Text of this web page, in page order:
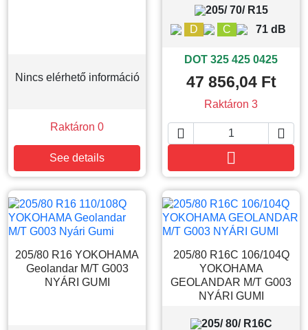
Nincs elérhető információ
Raktáron 0
See details
205/ 70/ R15
D
C 71 dB
DOT 325 425 0425
47 856,04 Ft
Raktáron 3
 

205/80 R16 YOKOHAMA
Geolandar M/T G003
NYÁRI GUMI
205/80 R16C 106/104Q
YOKOHAMA
GEOLANDAR M/T G003
NYÁRI GUMI
205/ 80/ R16C